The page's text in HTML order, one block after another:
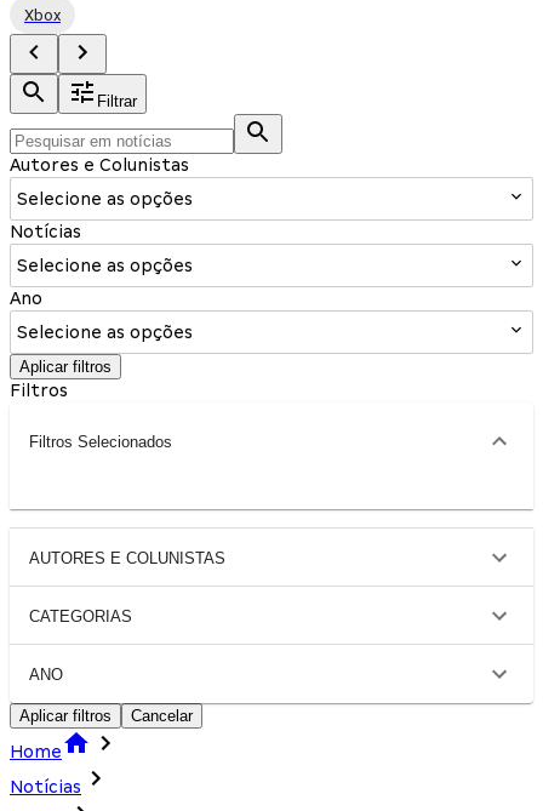
Xbox
Filtrar
Autores e Colunistas
Selecione as opções
Notícias
Selecione as opções
Ano
Selecione as opções
Aplicar filtros
Filtros
Filtros Selecionados
AUTORES E COLUNISTAS
CATEGORIAS
ANO
Aplicar filtros Cancelar
Home
Notícias